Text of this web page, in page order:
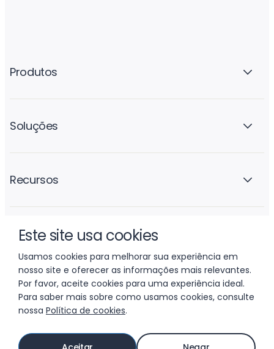
Este site usa cookies
Usamos cookies para melhorar sua experiência em
nosso site e oferecer as informações mais relevantes.
Por favor, aceite cookies para uma experiência ideal.
Para saber mais sobre como usamos cookies, consulte
nossa Política de cookies.
Produtos
Soluções
Recursos
A empresa
© 2026 LIFTOFF, INC.